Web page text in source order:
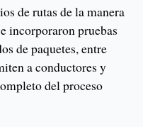
de rutas de la manera
incorporaron pruebas
de paquetes, entre
a conductores y
del proceso